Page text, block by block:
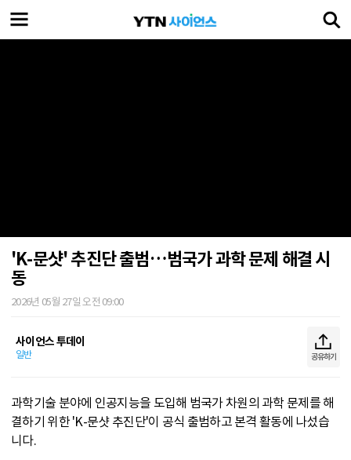
'K-문샷' 추진단 출범…범국가 과학 문제 해결 시
동
2026년 05월 27일 오전 09:00
사이언스 투데이
일반 공유하기
과학기술 분야에 인공지능을 도입해 범국가 차원의 과학 문제를 해
결하기 위한 'K-문샷 추진단'이 공식 출범하고 본격 활동에 나섰습
니다.